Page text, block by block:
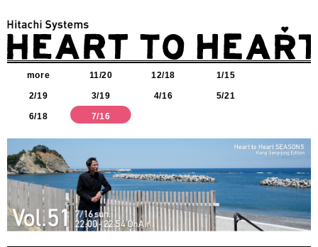
more 11/20 12/18 1/15
2/19 3/19 4/16 5/21
6/18 7/16